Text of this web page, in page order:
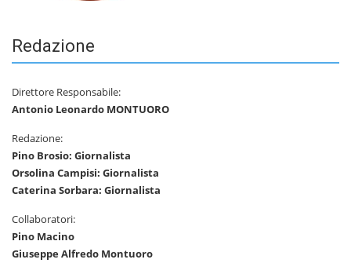
Redazione
Direttore Responsabile:
Antonio Leonardo MONTUORO
Redazione:
Pino Brosio: Giornalista
Orsolina Campisi: Giornalista
Caterina Sorbara: Giornalista
Collaboratori:
Pino Macino
Giuseppe Alfredo Montuoro